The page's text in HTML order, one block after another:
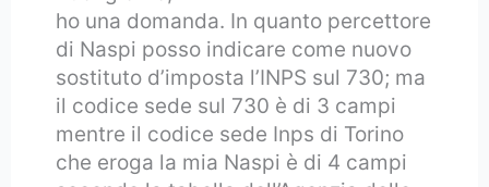
ho una domanda. In quanto percettore
di Naspi posso indicare come nuovo
sostituto d’imposta l’INPS sul 730; ma
il codice sede sul 730 è di 3 campi
mentre il codice sede Inps di Torino
che eroga la mia Naspi è di 4 campi